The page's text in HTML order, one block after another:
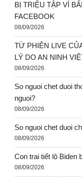
BỊ TRIỆU TẬP VÌ
FACEBOOK
08/09/2026
TỪ PHIÊN LIVE
LÝ DO AN NINH
08/09/2026
So nguoi chet duoi
nguoi?
08/09/2026
So nguoi chet duoi
08/09/2026
Con trai tiết lộ Biden
08/09/2026